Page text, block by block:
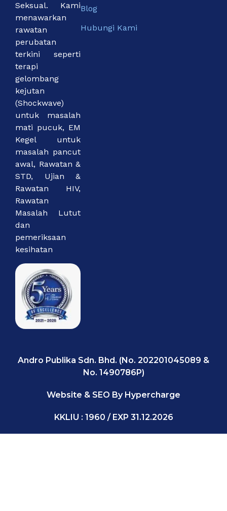
Seksual. Kami
menawarkan
rawatan
perubatan
terkini seperti
terapi
gelombang
kejutan
(Shockwave)
untuk masalah
mati pucuk, EM
Kegel untuk
masalah pancut
awal, Rawatan &
STD, Ujian &
Rawatan HIV,
Rawatan
Masalah Lutut
dan
pemeriksaan
kesihatan
Blog
Hubungi Kami
Andro Publika Sdn. Bhd. (No. 202201045089 &
No. 1490786P)
Website & SEO By Hypercharge
KKLIU : 1960 / EXP 31.12.2026